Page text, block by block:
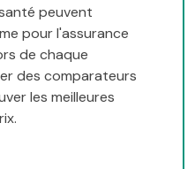
peuvent
pour l'assurance
de chaque
des comparateurs
les meilleures